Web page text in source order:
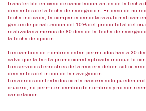
transferible en caso de cancelación antes de la fecha
días antes de la fecha de navegación. En caso de no
fecha indicada, la compañía cancelará
gastos de penalización del 10% del precio total del
realizadas a menos de 80 días de la fecha de
la fecha de opción.
Los cambios de nombres están permitidos hasta 30
salvo que la tarifa promocional aplicada indique lo
Los servicios terrestres de la naviera deben
días antes del inicio de la navegación.
Los aéreos contratados con la naviera solo pueden
crucero, no permiten cambio de nombres y no son
cancelación